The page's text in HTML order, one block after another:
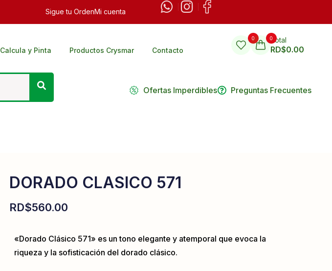
Sigue tu OrdenMi cuenta
Calcula y Pinta Productos Crysmar Contacto
0 0Total
RD$0.00
Ofertas Imperdibles Preguntas Frecuentes
DORADO CLASICO 571
RD$560.00
«Dorado Clásico 571» es un tono elegante y atemporal que evoca la
riqueza y la sofisticación del dorado clásico.